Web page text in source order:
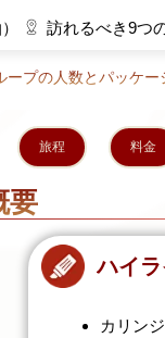
ープの人数とパッケー
訪れるべき9つ
旅程 料金
ハイラ
カリン
要